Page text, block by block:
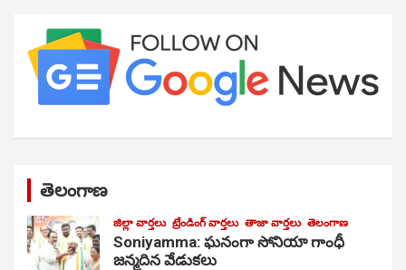
తెలంగాణ
జిల్లా వార్తలు ట్రేండింగ్ వార్తలు తాజా వార్తలు తెలంగాణ
Soniyamma: ఘ‌నంగా సోనియా గాంధీ
జ‌న్మ‌దిన వేడుక‌లు